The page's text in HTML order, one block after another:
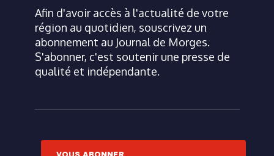
Afin d'avoir accès à l'actualité de votre
région au quotidien, souscrivez un
abonnement au Journal de Morges.
S'abonner, c'est soutenir une presse de
qualité et indépendante.